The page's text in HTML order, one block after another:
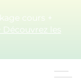
cours +
Découvrez les